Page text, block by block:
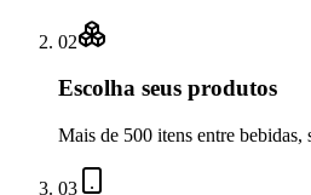
02
Escolha seus produtos
Mais de 500 itens entre bebidas,
03